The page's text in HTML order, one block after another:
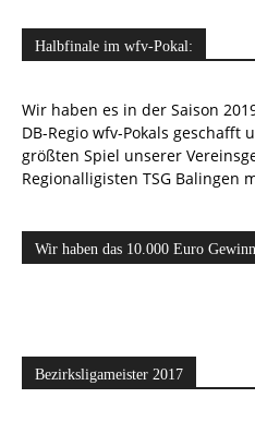
Halbfinale im wfv-Pokal:
Wir haben es in der Saison
DB-Regio wfv-Pokals
größten Spiel unserer
Regionalligisten TSG Balingen
Wir haben das 10.000 Euro
Bezirksligameister 2017